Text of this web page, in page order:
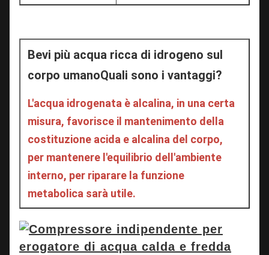
Bevi più acqua ricca di idrogeno sul
corpo umanoQuali sono i vantaggi?
L'acqua idrogenata è alcalina, in una certa
misura, favorisce il mantenimento della
costituzione acida e alcalina del corpo,
per mantenere l'equilibrio dell'ambiente
interno, per riparare la funzione
metabolica sarà utile.